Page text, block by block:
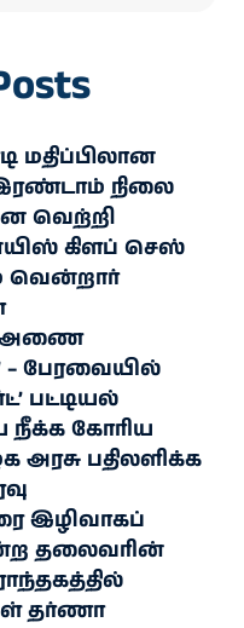
மதிப்பிலான
நிலை
வெற்றி
கிளப் செஸ்
வென்றார்
அணை
– பேரவையில்
பட்டியல்
கோரிய
அரசு பதிலளிக்க
இழிவாகப்
தலைவரின்
தர்ணா